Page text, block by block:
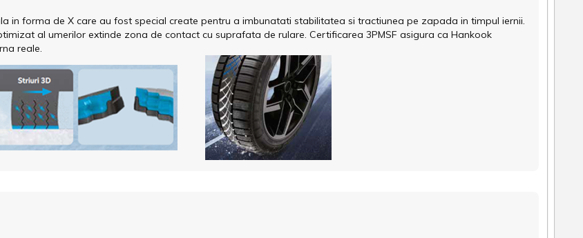
in forma de X care au fost special create pentru a imbunatati stabilitatea si tractiunea pe zapada in timpul iernii.
al umerilor extinde zona de contact cu suprafata de rulare. Certificarea 3PMSF asigura ca Hankook
reale.